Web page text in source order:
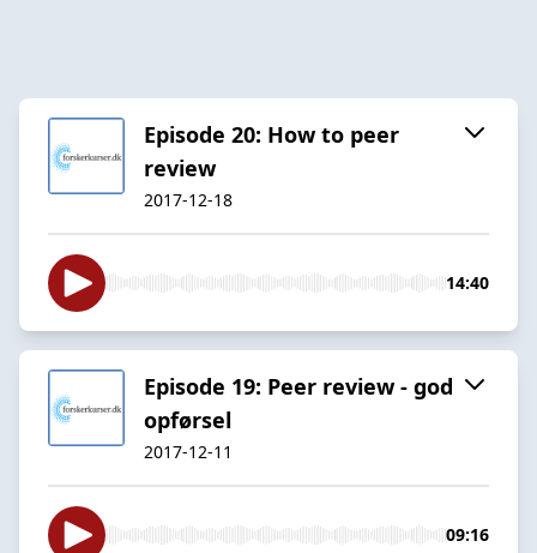
Episode 20: How to peer
review
2017-12-18
14:40
Episode 19: Peer review - god
opførsel
2017-12-11
09:16